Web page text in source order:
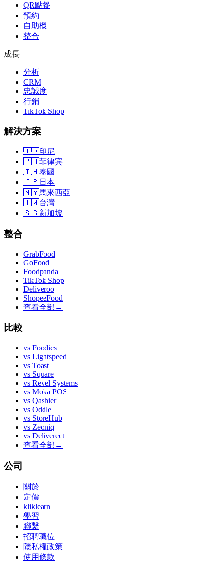
QR點餐
預約
自助機
整合
成長
分析
CRM
忠誠度
行銷
TikTok Shop
解決方案
🇮🇩印尼
🇵🇭菲律宾
🇹🇭泰國
🇯🇵日本
🇲🇾馬來西亞
🇹🇼台灣
🇸🇬新加坡
整合
GrabFood
GoFood
Foodpanda
TikTok Shop
Deliveroo
ShopeeFood
查看全部 →
比較
vs Foodics
vs Lightspeed
vs Toast
vs Square
vs Revel Systems
vs Moka POS
vs Qashier
vs Oddle
vs StoreHub
vs Zeoniq
vs Deliverect
查看全部 →
公司
關於
定價
kliklearn
學習
聯繫
招聘職位
隱私權政策
使用條款